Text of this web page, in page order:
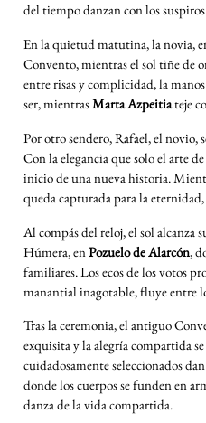
del tiempo danzan con los suspiros
En la quietud matutina, la novia,
Convento, mientras el sol tiñe de
entre risas y complicidad, la
ser, mientrasMarta Azpeitiateje
Por otro sendero, Rafael, el novio,
Con la elegancia que solo el arte
inicio de una nueva historia.
queda capturada para la
Al compás del reloj, el sol alcanza
Húmera, enPozuelo de Alarcón,
familiares. Los ecos de los votos
manantial inagotable, fluye entre
Tras la ceremonia, el antiguo
exquisita y la alegría compartida
cuidadosamente seleccionados
donde los cuerpos se funden en
danza de la vida compartida.